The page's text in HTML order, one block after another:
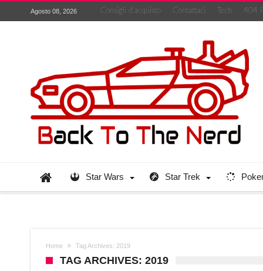
Agosto 08, 2026 Consigli d’acquisto Contattaci Tech 404
Star Wars Star Trek
Home Tag Archives: 2019
TAG ARCHIVES: 2019